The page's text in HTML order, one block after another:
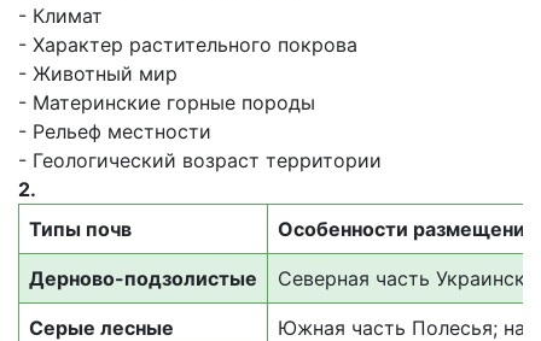
- Климат
- Характер растительного покрова
- Животный мир
- Материнские горные породы
- Рельеф местности
- Геологический возраст территории
2.
Типы почв
Особенности
Дерново-подзолистые Северная часть
Серые лесные Южная часть Полесья; на